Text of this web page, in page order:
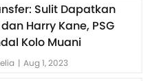
Sulit Dapatkan
Harry Kane, PSG
Kolo Muani
| Aug 1, 2023